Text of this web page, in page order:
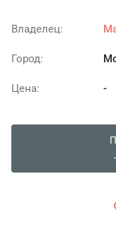
Владелец:
Город:
Цена: -